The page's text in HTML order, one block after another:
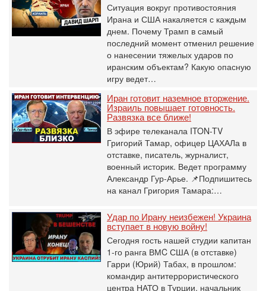
Ситуация вокруг противостояния
Ирана и США накаляется с каждым
днем. Почему Трамп в самый
последний момент отменил решение
о нанесении тяжелых ударов по
иранским объектам? Какую опасную
игру ведет…
Иран готовит наземное вторжение.
Израиль повышает готовность.
Развязка все ближе!
В эфире телеканала ITON-TV
Григорий Тамар, офицер ЦАХАЛа в
отставке, писатель, журналист,
военный историк. Ведет программу
Александр Гур-Арье. 📌Подпишитесь
на канал Григория Тамара:…
Удар по Ирану неизбежен! Украина
вступает в новую войну!
Сегодня гость нашей студии капитан
1-го ранга ВМC США (в отставке)
Гарри (Юрий) Табах, в прошлом:
командир антитеррористического
центра НАТО в Турции, начальник